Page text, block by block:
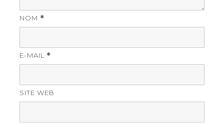
NOM *
E-MAIL *
SITE WEB